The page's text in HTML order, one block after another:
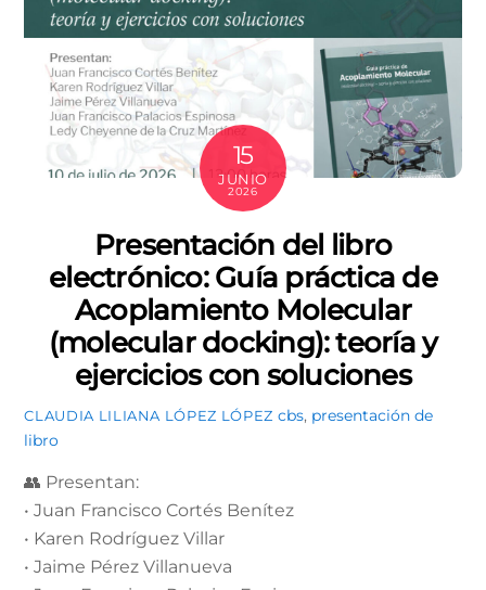
15
JUNIO
2026
Presentación del libro
electrónico: Guía práctica de
Acoplamiento Molecular
(molecular docking): teoría y
ejercicios con soluciones
CLAUDIA LILIANA LÓPEZ LÓPEZ cbs, presentación de
libro
👥 Presentan:
• Juan Francisco Cortés Benítez
• Karen Rodríguez Villar
• Jaime Pérez Villanueva